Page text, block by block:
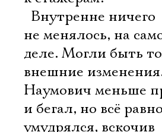
 Внутренне ничего
не менялось, на
деле. Могли быть
внешние
Наумович меньше
и бегал, но всё равно
умудрялся, вскочив